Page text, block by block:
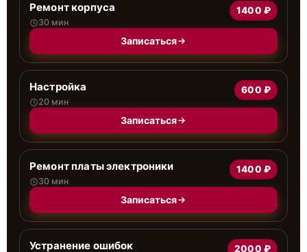
Ремонт корпуса
30 мин
1400 ₽
Записаться
Настройка
20 мин
600 ₽
Записаться
Ремонт платы электроники
30 мин
1400 ₽
Записаться
Устранение ошибок 2000 ₽